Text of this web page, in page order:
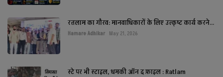
रतलाम का गौरव: मानवाधिकारों के लिए उत्कृष्ट कार्य करने...
Hamare Adhikar May 21, 2026
स्टे पर भी स्टाइल, धमकी ऑन द फ़ाइल : Ratlam